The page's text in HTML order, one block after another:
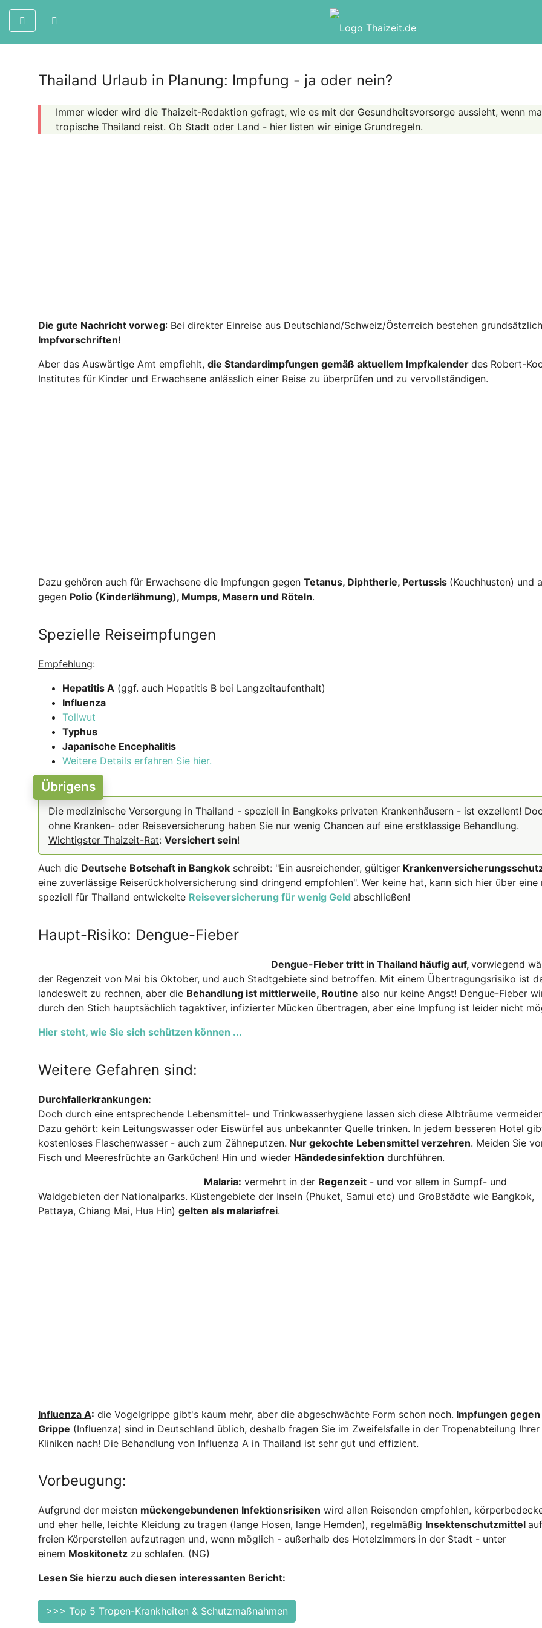
Thailand Urlaub in Planung: Impfung - ja oder nein?
Immer wieder wird die Thaizeit-Redaktion gefragt, wie es mit der Gesundheitsvorsorge aussieht, wenn
tropische Thailand reist. Ob Stadt oder Land - hier listen wir einige Grundregeln.
Die gute Nachricht vorweg: Bei direkter Einreise aus Deutschland/Schweiz/Österreich bestehen grundsätzlich
Impfvorschriften!
Aber das Auswärtige Amt empfiehlt, die Standardimpfungen gemäß aktuellem Impfkalender des Robert-
Institutes für Kinder und Erwachsene anlässlich einer Reise zu überprüfen und zu vervollständigen.
Dazu gehören auch für Erwachsene die Impfungen gegen Tetanus, Diphtherie, Pertussis (Keuchhusten) und
gegen Polio (Kinderlähmung), Mumps, Masern und Röteln.
Spezielle Reiseimpfungen
Empfehlung:
Hepatitis A (ggf. auch Hepatitis B bei Langzeitaufenthalt)
Influenza
Tollwut
Typhus
Japanische Encephalitis
Weitere Details erfahren Sie hier.
Übrigens
Die medizinische Versorgung in Thailand - speziell in Bangkoks privaten Krankenhäusern - ist exzellent!
ohne Kranken- oder Reiseversicherung haben Sie nur wenig Chancen auf eine erstklassige Behandlung.
Wichtigster Thaizeit-Rat: Versichert sein!
Auch die Deutsche Botschaft in Bangkok schreibt: "Ein ausreichender, gültiger
eine zuverlässige Reiserückholversicherung sind dringend empfohlen". Wer keine hat, kann sich hier über eine
speziell für Thailand entwickelte Reiseversicherung für wenig Geld abschließen!
Haupt-Risiko: Dengue-Fieber
Dengue-Fieber tritt in Thailand häufig auf, vorwiegend
der Regenzeit von Mai bis Oktober, und auch Stadtgebiete sind betroffen. Mit einem Übertragungsrisiko ist
landesweit zu rechnen, aber die Behandlung ist mittlerweile, Routine also nur keine Angst! Dengue-Fieber
durch den Stich hauptsächlich tagaktiver, infizierter Mücken übertragen, aber eine Impfung ist leider nicht
Hier steht, wie Sie sich schützen können ...
Weitere Gefahren sind:
Durchfallerkrankungen:
Doch durch eine entsprechende Lebensmittel- und Trinkwasserhygiene lassen sich diese Albträume
Dazu gehört: kein Leitungswasser oder Eiswürfel aus unbekannter Quelle trinken. In jedem besseren Hotel
kostenloses Flaschenwasser - auch zum Zähneputzen. Nur gekochte Lebensmittel verzehren. Meiden Sie
Fisch und Meeresfrüchte an Garküchen! Hin und wieder Händedesinfektion durchführen.
Malaria: vermehrt in der Regenzeit - und vor allem in Sumpf- und
Waldgebieten der Nationalparks. Küstengebiete der Inseln (Phuket, Samui etc) und Großstädte wie Bangkok,
Pattaya, Chiang Mai, Hua Hin) gelten als malariafrei.
Influenza A: die Vogelgrippe gibt's kaum mehr, aber die abgeschwächte Form schon noch. Impfungen gegen
Grippe (Influenza) sind in Deutschland üblich, deshalb fragen Sie im Zweifelsfalle in der Tropenabteilung Ihrer
Kliniken nach! Die Behandlung von Influenza A in Thailand ist sehr gut und effizient.
Vorbeugung:
Aufgrund der meisten mückengebundenen Infektionsrisiken wird allen Reisenden empfohlen,
und eher helle, leichte Kleidung zu tragen (lange Hosen, lange Hemden), regelmäßig Insektenschutzmittel
freien Körperstellen aufzutragen und, wenn möglich - außerhalb des Hotelzimmers in der Stadt - unter
einem Moskitonetz zu schlafen. (NG)
Lesen Sie hierzu auch diesen interessanten Bericht:
>>> Top 5 Tropen-Krankheiten & Schutzmaßnahmen